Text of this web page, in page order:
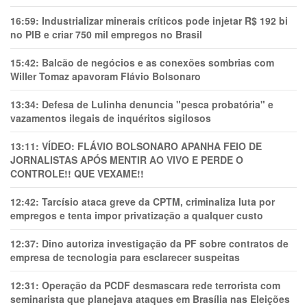
16:59: Industrializar minerais críticos pode injetar R$ 192 bi
no PIB e criar 750 mil empregos no Brasil
15:42: Balcão de negócios e as conexões sombrias com
Willer Tomaz apavoram Flávio Bolsonaro
13:34: Defesa de Lulinha denuncia "pesca probatória" e
vazamentos ilegais de inquéritos sigilosos
13:11: VÍDEO: FLÁVIO BOLSONARO APANHA FEIO DE
JORNALISTAS APÓS MENTIR AO VIVO E PERDE O
CONTROLE!! QUE VEXAME!!
12:42: Tarcísio ataca greve da CPTM, criminaliza luta por
empregos e tenta impor privatização a qualquer custo
12:37: Dino autoriza investigação da PF sobre contratos de
empresa de tecnologia para esclarecer suspeitas
12:31: Operação da PCDF desmascara rede terrorista com
seminarista que planejava ataques em Brasília nas Eleições